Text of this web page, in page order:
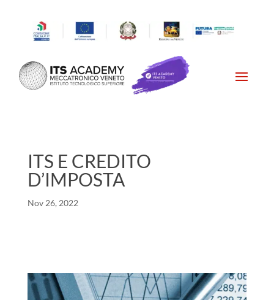
ITS E CREDITO
D’IMPOSTA
Nov 26, 2022